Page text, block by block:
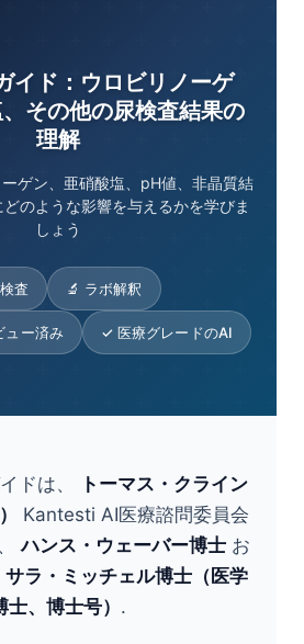
イド：ウロビリノーゲ
その他の尿検査結果の
理解
ゲン、亜硝酸塩、pH値、非晶質結
のような影響を与えるかを学びま
しょう
査 🔬 ラボ解釈
ュー済み ✓ 医療グレードのAI
ドは、
トーマス・クライン
Kantesti AI医療諮問委員会
ハンス・ウェーバー博士 お
サラ・ミッチェル博士（医学
士、博士号） .